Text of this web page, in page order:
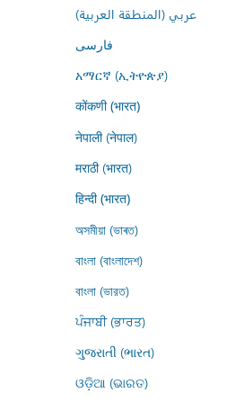
عربي (المنطقة العربية)
فارسى
አማርኛ (ኢትዮጵያ)
कोंकणी (भारत)
नेपाली (नेपाल)
मराठी (भारत)
हिन्दी (भारत)
অসমীয়া (ভাৰত)
বাংলা (বাংলাদেশ)
বাংলা (ভারত)
ਪੰਜਾਬੀ (ਭਾਰਤ)
ગુજરાતી (ભારત)
ଓଡ଼ିଆ (ଭାରତ)